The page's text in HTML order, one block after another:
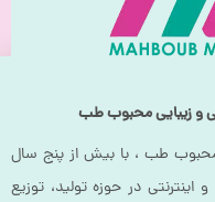
و زیبایی محبوب طب
طب ، با بیش از پنج سال
در حوزه تولید، توزیع